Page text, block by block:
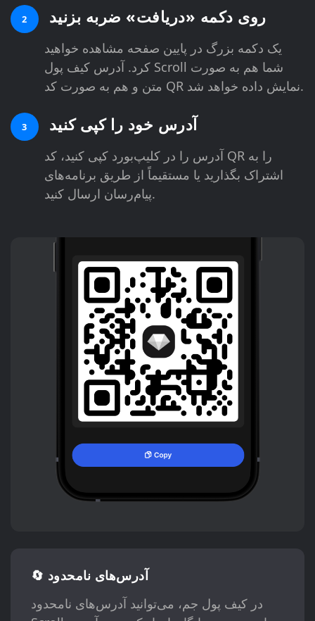
2 روی دکمه «دریافت» ضربه بزنید
یک دکمه بزرگ در پایین صفحه مشاهده خواهید
کرد. آدرس کیف پول Scroll شما هم به صورت
متن و هم به صورت کد QR نمایش داده خواهد شد.
3 آدرس خود را کپی کنید
آدرس را در کلیپ‌بورد کپی کنید، کد QR را به
اشتراک بگذارید یا مستقیماً از طریق برنامه‌های
پیام‌رسان ارسال کنید.
🔄 آدرس‌های نامحدود
در کیف پول جم، می‌توانید آدرس‌های نامحدود